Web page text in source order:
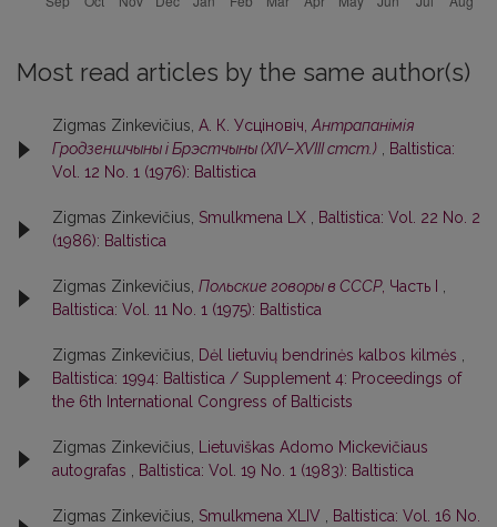
Most read articles by the same author(s)
Zigmas Zinkevičius, А. К. Усцiновiч,Антрапанiмiя
Гродзеншчыны i Брэстчыны (XIV–XVIII стст.) , Baltistica:
Vol. 12 No. 1 (1976): Baltistica
Zigmas Zinkevičius, Smulkmena LX , Baltistica: Vol. 22 No. 2
(1986): Baltistica
Zigmas Zinkevičius, Польские говоры в СССР, Часть I ,
Baltistica: Vol. 11 No. 1 (1975): Baltistica
Zigmas Zinkevičius, Dėl lietuvių bendrinės kalbos kilmės ,
Baltistica: 1994: Baltistica / Supplement 4: Proceedings of
the 6th International Congress of Balticists
Zigmas Zinkevičius, Lietuviškas Adomo Mickevičiaus
autografas , Baltistica: Vol. 19 No. 1 (1983): Baltistica
Zigmas Zinkevičius, Smulkmena XLIV , Baltistica: Vol. 16 No.